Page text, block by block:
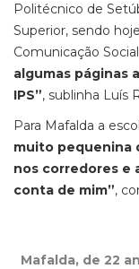
Politécnico de
Superior, sendo
Comunicação
algumas páginas
IPS”, sublinha Luís
Para Mafalda a
muito pequenina
nos corredores e
conta de mim”,
Mafalda, de 22